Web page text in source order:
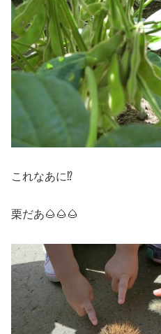
これなあに⁉
栗だあ🌰🌰🌰